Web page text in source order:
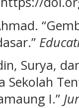
Surya,
Sekolah
I.”